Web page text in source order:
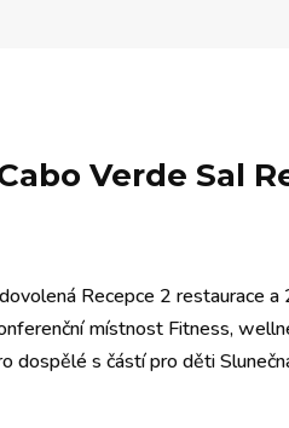
Verde Sal
Recepce 2 restaurace a
místnost Fitness,
dospělé s částí pro děti